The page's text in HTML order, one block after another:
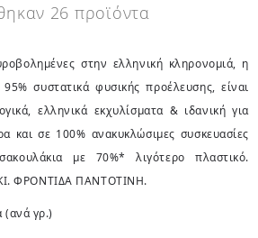
26 προϊόντα
στην ελληνική κληρονομιά, η
συστατικά φυσικής προέλευσης, είναι
ελληνικά εκχυλίσματα & ιδανική για
και σε 100% ανακυκλώσιμες συσκευασίες
με 70%* λιγότερο πλαστικό.
ΦΡΟΝΤΙΔΑ ΠΑΝΤΟΤΙΝΗ.
(ανά γρ.)